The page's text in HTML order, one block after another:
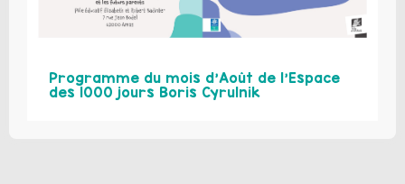
Programme du mois d’Août de l’Espace
des 1000 jours Boris Cyrulnik